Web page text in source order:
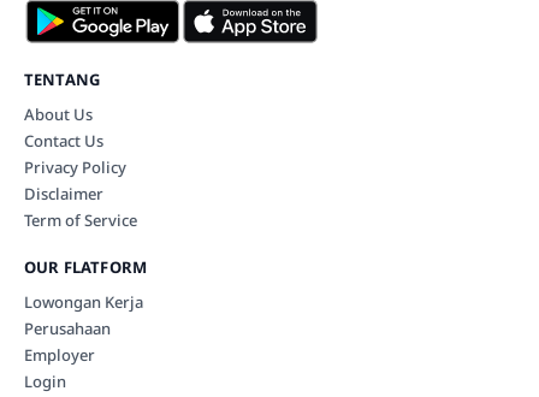
TENTANG
About Us
Contact Us
Privacy Policy
Disclaimer
Term of Service
OUR FLATFORM
Lowongan Kerja
Perusahaan
Employer
Login